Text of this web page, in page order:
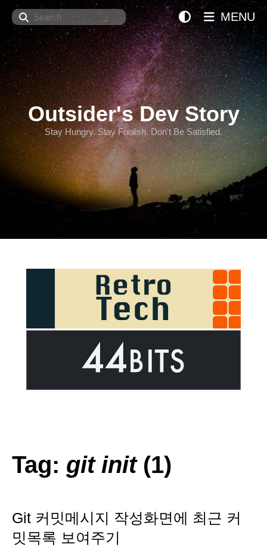
Search
Outsider's Dev Story
Stay Hungry. Stay Foolish. Don't Be Satisfied.
MENU
Tag: git init(1)
Git 커밋메시지 작성화면에 최근 커
밋목록 보여주기